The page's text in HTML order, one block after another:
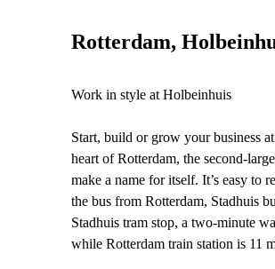
Rotterdam,
Work in style at Holbeinhuis
Start, build or grow your business
heart of Rotterdam, the second-
make a name for itself. It’s easy to
the bus from Rotterdam, Stadhuis
Stadhuis tram stop, a two-minute
while Rotterdam train station is 11